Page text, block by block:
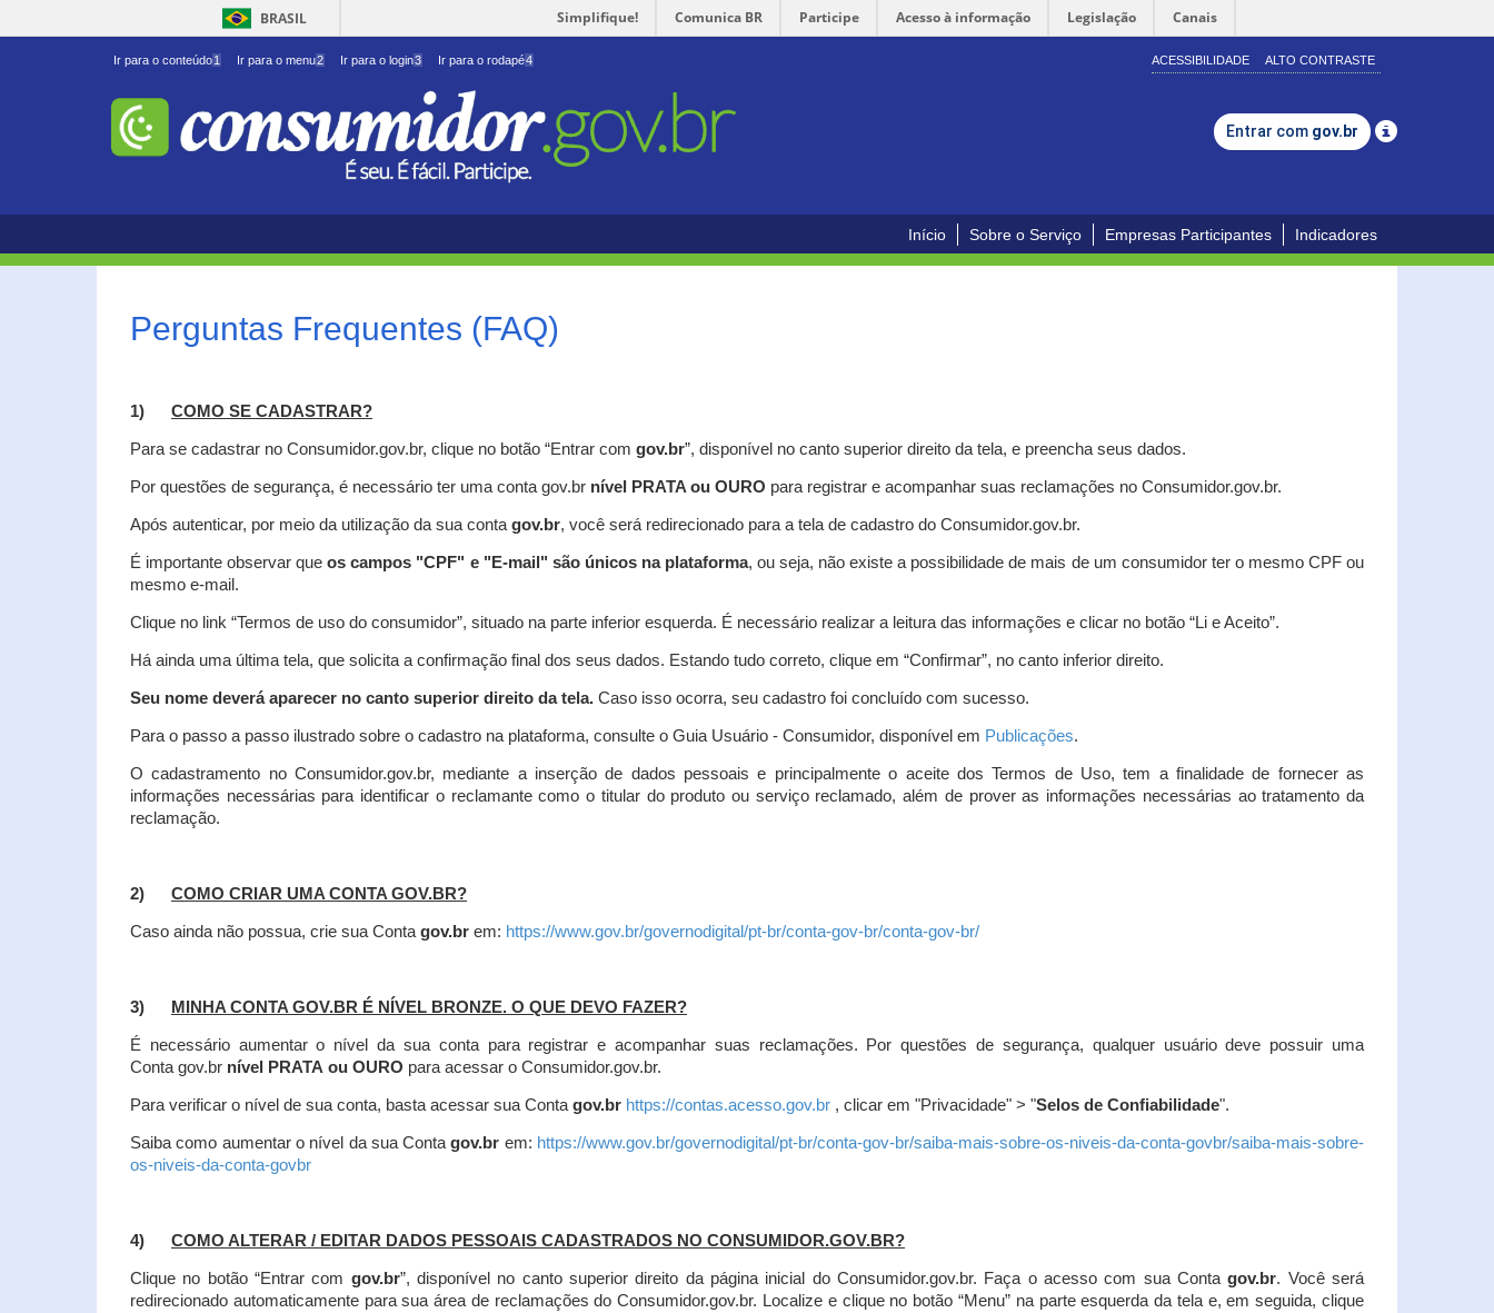
BRASIL Simplifique! Comunica BR Participe Acesso à informação Legislação Canais
Ir para o conteúdo1 Ir para o menu2 Ir para o login3 Ir para o rodapé4 ACESSIBILIDADE ALTO CONTRASTE
Entrar com gov.br
Início Sobre o Serviço Empresas Participantes Indicadores
Perguntas Frequentes (FAQ)
1) COMO SE CADASTRAR?
Para se cadastrar no Consumidor.gov.br, clique no botão “Entrar com gov.br”, disponível no canto superior direito da tela, e preencha seus dados.
Por questões de segurança, é necessário ter uma conta gov.br nível PRATA ou OURO para registrar e acompanhar suas reclamações no Consumidor.gov.br.
Após autenticar, por meio da utilização da sua conta gov.br, você será redirecionado para a tela de cadastro do Consumidor.gov.br.
É importante observar queos campos "CPF" e "E-mail" são únicos na plataforma, ou seja, não existe a possibilidade de mais de um consumidor ter o mesmo CPF ou
mesmo e-mail.
Clique no link “Termos de uso do consumidor”, situado na parte inferior esquerda. É necessário realizar a leitura das informações e clicar no botão “Li e Aceito”.
Há ainda uma última tela, que solicita a confirmação final dos seus dados. Estando tudo correto, clique em “Confirmar”, no canto inferior direito.
Seu nome deverá aparecer no canto superior direito da tela. Caso isso ocorra, seu cadastro foi concluído com sucesso.
Para o passo a passo ilustrado sobre o cadastro na plataforma, consulte o Guia Usuário - Consumidor, disponível em Publicações.
O cadastramento no Consumidor.gov.br, mediante a inserção de dados pessoais e principalmente o aceite dos Termos de Uso, tem a finalidade de fornecer as
informações necessárias para identificar o reclamante como o titular do produto ou serviço reclamado, além de prover as informações necessárias ao tratamento da
reclamação.
2) COMO CRIAR UMA CONTA GOV.BR?
Caso ainda não possua, crie sua Conta gov.br em: https://www.gov.br/governodigital/pt-br/conta-gov-br/conta-gov-br/
3) MINHA CONTA GOV.BR É NÍVEL BRONZE. O QUE DEVO FAZER?
É necessário aumentar o nível da sua conta para registrar e acompanhar suas reclamações. Por questões de segurança, qualquer usuário deve possuir uma
Conta gov.br nível PRATA ou OURO para acessar o Consumidor.gov.br.
Para verificar o nível de sua conta, basta acessar sua Conta gov.br https://contas.acesso.gov.br , clicar em "Privacidade" > "Selos de Confiabilidade".
Saiba como aumentar o nível da sua Contagov.br em: https://www.gov.br/governodigital/pt-br/conta-gov-br/saiba-mais-sobre-os-niveis-da-conta-govbr/saiba-mais-sobre-
os-niveis-da-conta-govbr
4) COMO ALTERAR / EDITAR DADOS PESSOAIS CADASTRADOS NO CONSUMIDOR.GOV.BR?
Clique no botão “Entrar com gov.br”, disponível no canto superior direito da página inicial do Consumidor.gov.br. Faça o acesso com sua Contagov.br. Você será
redirecionado automaticamente para sua área de reclamações do Consumidor.gov.br. Localize e clique no botão “Menu” na parte esquerda da tela e, em seguida, clique